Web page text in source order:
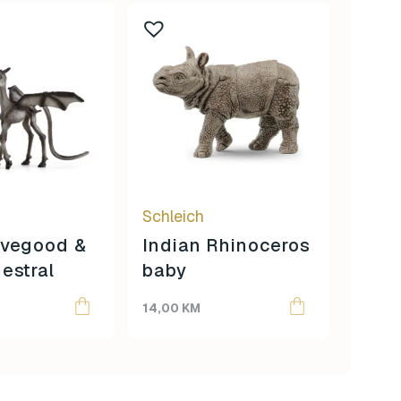
&
Schleich
Indian Rhinoceros
baby
14,00 KM